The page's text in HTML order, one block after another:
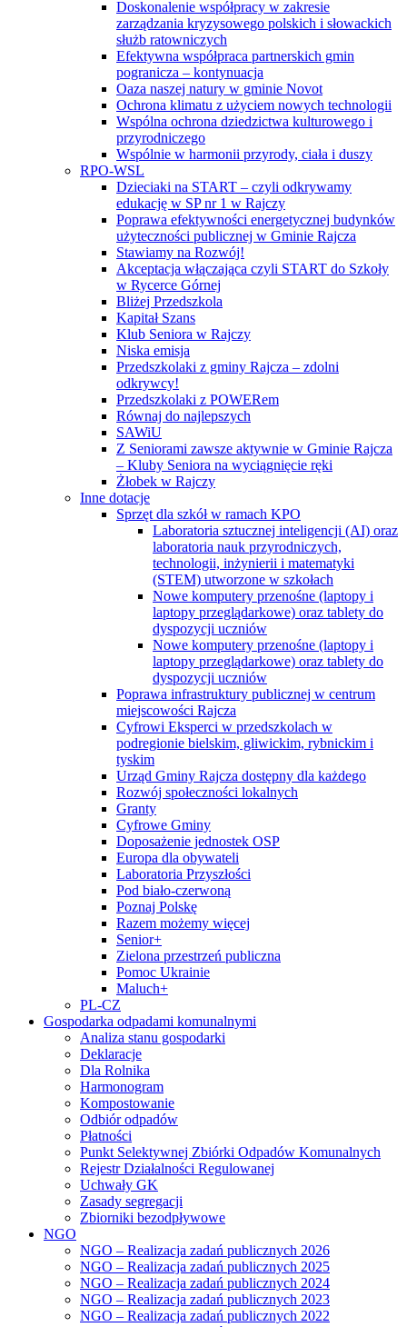
Doskonalenie współpracy w zakresie
zarządzania kryzysowego polskich i słowackich
służb ratowniczych
Efektywna współpraca partnerskich gmin
pogranicza – kontynuacja
Oaza naszej natury w gminie Novot
Ochrona klimatu z użyciem nowych technologii
Wspólna ochrona dziedzictwa kulturowego i
przyrodniczego
Wspólnie w harmonii przyrody, ciała i duszy
RPO-WSL
Dzieciaki na START – czyli odkrywamy
edukację w SP nr 1 w Rajczy
Poprawa efektywności energetycznej budynków
użyteczności publicznej w Gminie Rajcza
Stawiamy na Rozwój!
Akceptacja włączająca czyli START do Szkoły
w Rycerce Górnej
Bliżej Przedszkola
Kapitał Szans
Klub Seniora w Rajczy
Niska emisja
Przedszkolaki z gminy Rajcza – zdolni
odkrywcy!
Przedszkolaki z POWERem
Równaj do najlepszych
SAWiU
Z Seniorami zawsze aktywnie w Gminie Rajcza
– Kluby Seniora na wyciągnięcie ręki
Żłobek w Rajczy
Inne dotacje
Sprzęt dla szkół w ramach KPO
Laboratoria sztucznej inteligencji (AI) oraz
laboratoria nauk przyrodniczych,
technologii, inżynierii i matematyki
(STEM) utworzone w szkołach
Nowe komputery przenośne (laptopy i
laptopy przeglądarkowe) oraz tablety do
dyspozycji uczniów
Nowe komputery przenośne (laptopy i
laptopy przeglądarkowe) oraz tablety do
dyspozycji uczniów
Poprawa infrastruktury publicznej w centrum
miejscowości Rajcza
Cyfrowi Eksperci w przedszkolach w
podregionie bielskim, gliwickim, rybnickim i
tyskim
Urząd Gminy Rajcza dostępny dla każdego
Rozwój społeczności lokalnych
Granty
Cyfrowe Gminy
Doposażenie jednostek OSP
Europa dla obywateli
Laboratoria Przyszłości
Pod biało-czerwoną
Poznaj Polskę
Razem możemy więcej
Senior+
Zielona przestrzeń publiczna
Pomoc Ukrainie
Maluch+
PL-CZ
Gospodarka odpadami komunalnymi
Analiza stanu gospodarki
Deklaracje
Dla Rolnika
Harmonogram
Kompostowanie
Odbiór odpadów
Płatności
Punkt Selektywnej Zbiórki Odpadów Komunalnych
Rejestr Działalności Regulowanej
Uchwały GK
Zasady segregacji
Zbiorniki bezodpływowe
NGO
NGO – Realizacja zadań publicznych 2026
NGO – Realizacja zadań publicznych 2025
NGO – Realizacja zadań publicznych 2024
NGO – Realizacja zadań publicznych 2023
NGO – Realizacja zadań publicznych 2022